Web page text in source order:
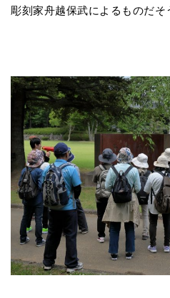
彫刻家舟越保武によるものだそ